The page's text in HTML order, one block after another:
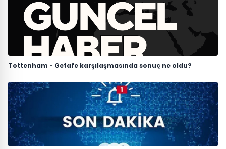
Tottenham - Getafe karşılaşmasında sonuç ne oldu?